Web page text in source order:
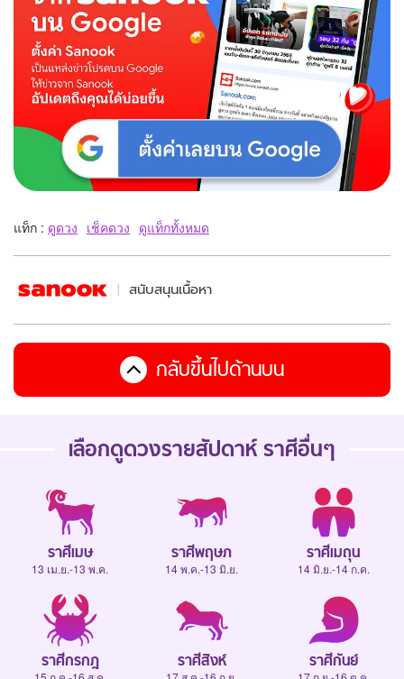
แท็ก : ดูดวง เช็คดวง ดูแท็กทั้งหมด
สนับสนุนเนื้อหา
กลับขึ้นไปด้านบน
เลือกดูดวงรายสัปดาห์ ราศีอื่นๆ
ราศีเมษ
13 เม.ย.-13 พ.ค.
ราศีพฤษภ
14 พ.ค.-13 มิ.ย.
ราศีเมถุน
14 มิ.ย.-14 ก.ค.
ราศีกรกฎ ราศีสิงห์ ราศีกันย์